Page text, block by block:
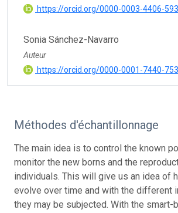
https://orcid.org/0000-0003-4406-
Sonia Sánchez-Navarro
Auteur
https://orcid.org/0000-0001-7440-
Méthodes d'échantillonnage
The main idea is to control the known
monitor the new borns and the
individuals. This will give us an idea of
evolve over time and with the different
they may be subjected. With the smart-